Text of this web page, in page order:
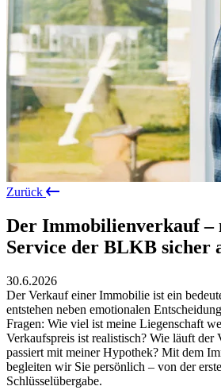
Zurück
Der Immobilienverkauf –
Service der BLKB sicher
30.6.2026
Der Verkauf einer Immobilie ist ein
entstehen neben emotionalen
Fragen: Wie viel ist meine Liegenschaft
Verkaufspreis ist realistisch? Wie läuft der
passiert mit meiner Hypothek? Mit dem
begleiten wir Sie persönlich – von der
Schlüsselübergabe.